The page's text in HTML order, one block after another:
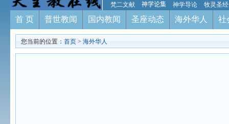
梵二文献
神学论集 神学导论 牧灵圣经
首 页 普世教闻 国内教闻 圣座动态 海外华人 社
您当前的位置： 首页 > 海外华人